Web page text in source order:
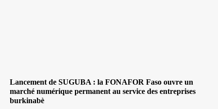
Lancement de SUGUBA : la FONAFOR Faso ouvre un
marché numérique permanent au service des entreprises
burkinabè